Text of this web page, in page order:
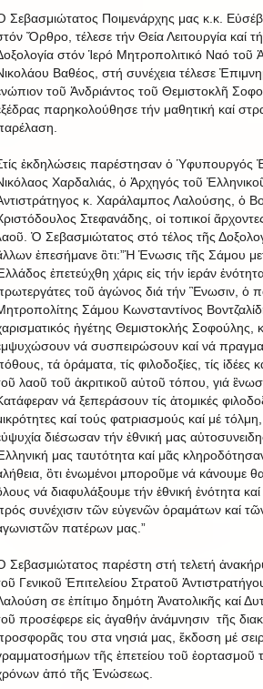
Σεβασμιώτατος Ποιμενάρχης μας κ.κ.
Ὄρθρο, τέλεσε τήν Θεία Λειτουργία καί
στόν Ἱερό Μητροπολιτικό Ναό τοῦ
Βαθέος, στή συνέχεια τέλεσε
τοῦ Ἀνδριάντος τοῦ Θεμιστοκλῆ
παρηκολούθησε τήν μαθητική καί
ἐκδηλώσεις παρέστησαν ὁ Ὑφυπουργός
Χαρδαλιάς, ὁ Ἀρχηγός τοῦ
κ. Χαράλαμπος Λαλούσης, ὁ
Στεφανάδης, οἱ τοπικοί
Ὁ Σεβασμιώτατος στό τέλος τῆς
ἐπεσήμανε ὃτι:”Ἡ Ἑνωσις τῆς Σάμου
ἐπετεύχθη χάρις εἰς τήν ἱεράν
τοῦ ἀγώνος διά τήν Ἓνωσιν, ὁ
Σάμου Κωνσταντίνος
ἠγέτης Θεμιστοκλής Σοφούλης,
νά συσπειρώσουν καί νά
τά ὁράματα, τίς φιλοδοξίες, τίς ἰδέες
λαοῦ τοῦ ἀκριτικοῦ αὐτοῦ τόπου, γιά
νά ξεπεράσουν τίς ἀτομικές
καί τούς φατριασμούς καί μέ
διέσωσαν τήν ἐθνική μας
μας ταυτότητα καί μᾶς
ὃτι ἑνωμένοι μποροῦμε νά κάνουμε
νά διαφυλάξουμε τήν ἑθνική ἑνότητα
συνέχισιν τῶν εὐγενῶν ὁραμάτων καί
πατέρων μας.”
Σεβασμιώτατος παρέστη στή τελετή
Γενικοῦ Ἐπιτελείου Στρατοῦ
σε ἐπίτιμο δημότη Ἀνατολικῆς καί
προσέφερε εἰς ἀγαθήν ἀνάμνησιν τῆς
του στα νησιά μας, ἔκδοση μέ
τῆς ἑπετείου τοῦ ἑορτασμοῦ
ἀπό τῆς Ἑνώσεως.